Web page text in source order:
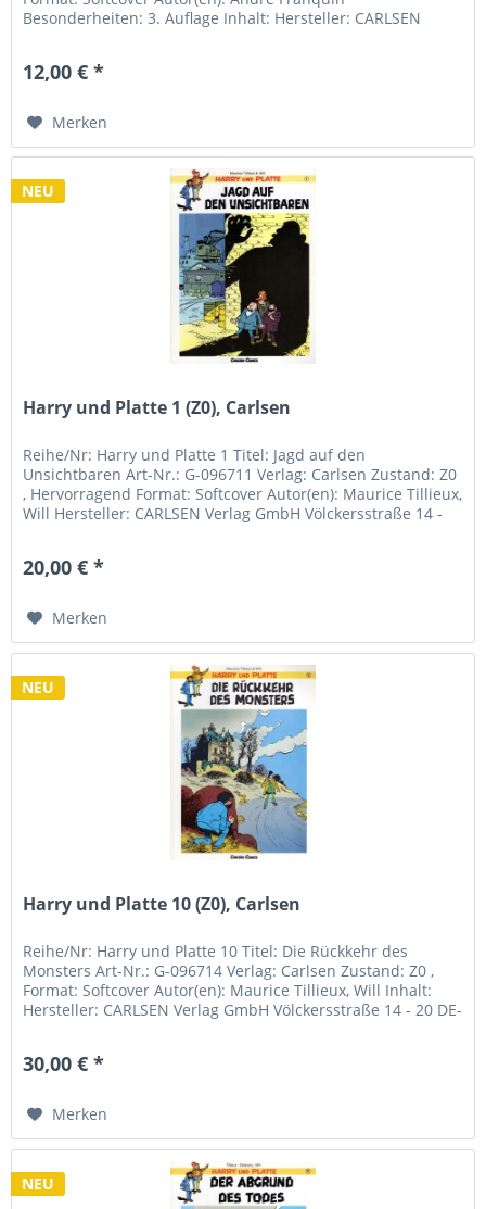
Besonderheiten: 3. Auflage Inhalt: Hersteller: CARLSEN
12,00 € *
Merken
NEU
Harry und Platte 1 (Z0), Carlsen
Reihe/Nr: Harry und Platte 1 Titel: Jagd auf den
Unsichtbaren Art-Nr.: G-096711 Verlag: Carlsen Zustand: Z0
, Hervorragend Format: Softcover Autor(en): Maurice Tillieux,
Will Hersteller: CARLSEN Verlag GmbH Völckersstraße 14 -
20,00 € *
Merken
NEU
Harry und Platte 10 (Z0), Carlsen
Reihe/Nr: Harry und Platte 10 Titel: Die Rückkehr des
Monsters Art-Nr.: G-096714 Verlag: Carlsen Zustand: Z0 ,
Format: Softcover Autor(en): Maurice Tillieux, Will Inhalt:
Hersteller: CARLSEN Verlag GmbH Völckersstraße 14 - 20 DE-
30,00 € *
Merken
NEU